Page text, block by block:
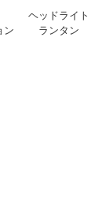
ン
ヘッドライト
ランタン